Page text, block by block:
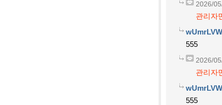
2026/
관리자
555
2026/
관리자
555